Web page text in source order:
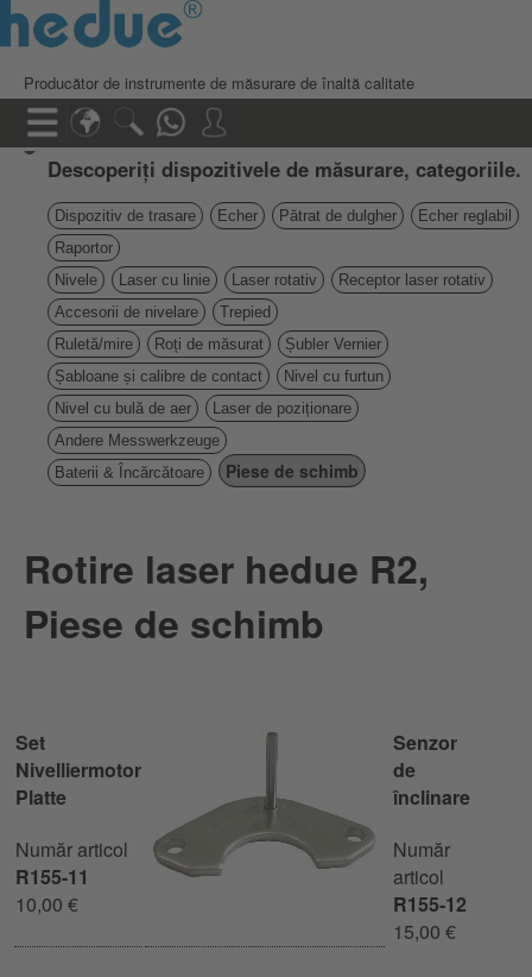
Producător de instrumente de măsurare de înaltă calitate
Descoperiți dispozitivele de măsurare, categoriile.
Dispozitiv de trasare Echer Pătrat de dulgher
Echer reglabil
Raportor
Nivele
Laser cu linie Laser rotativ
Receptor laser rotativ
Accesorii de nivelare
Trepied
Ruletă/mire
Roți de măsurat
Șubler Vernier
Șabloane și calibre de contact
Nivel cu furtun
Nivel cu bulă de aer
Laser de poziționare
Andere Messwerkzeuge
Baterii & Încărcătoare
Piese de schimb
Rotire laser hedue R2,
Piese de schimb
Set
Nivelliermotor
Platte
Număr articol
R155-11
10,00 €
Senzor
de
înclinare
Număr
articol
R155-12
15,00 €